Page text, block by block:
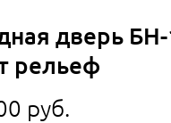
дверь
рельеф
руб.